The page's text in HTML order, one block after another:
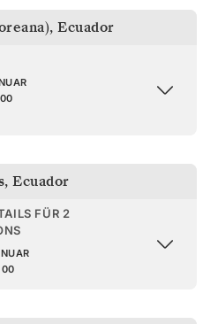
, Ecuador
, Ecuador
FÜR 2